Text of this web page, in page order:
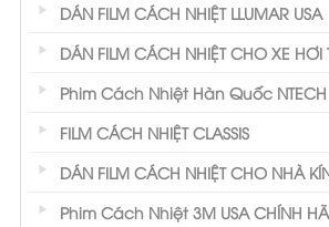
DÁN FILM CÁCH NHIỆT LLUMAR USA
DÁN FILM CÁCH NHIỆT CHO XE HƠI
Phim Cách Nhiệt Hàn Quốc NTECH
FILM CÁCH NHIỆT CLASSIS
DÁN FILM CÁCH NHIỆT CHO NHÀ
Phim Cách Nhiệt 3M USA CHÍNH